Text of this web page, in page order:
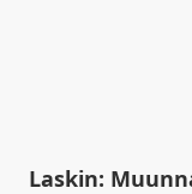
Laskin: